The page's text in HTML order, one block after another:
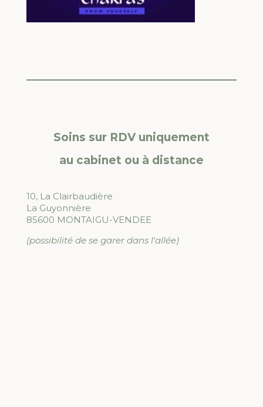
Soins sur RDV uniquement
au cabinet ou à distance
10, La Clairbaudière
La Guyonnière
85600 MONTAIGU-VENDEE
(possibilité de se garer dans l'allée)